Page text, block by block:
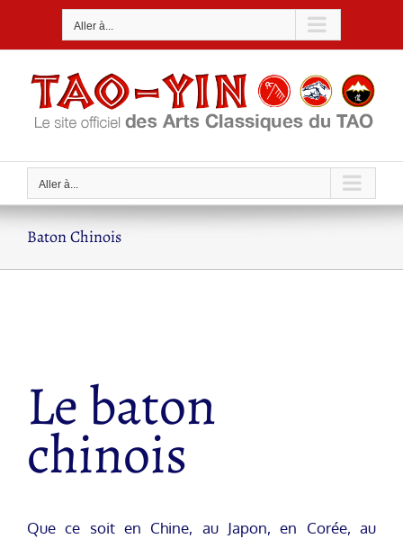
Aller à...
Aller à...
Baton Chinois
Le baton
chinois
Que ce soit en Chine, au Japon, en Corée, au